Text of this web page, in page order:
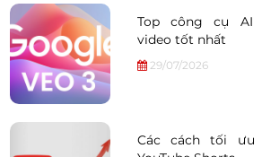
Top công cụ AI
video tốt nhất
29/07/2026
Các cách tối ưu